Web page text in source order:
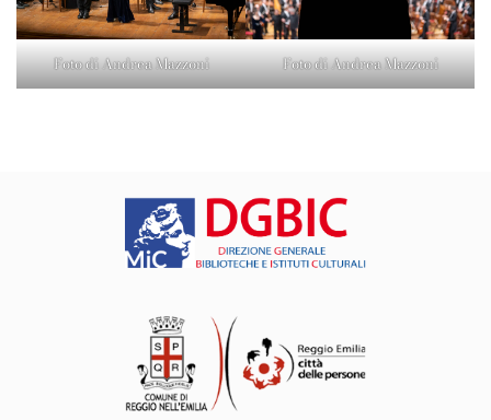
Foto di Andrea Mazzoni Foto di Andrea Mazzoni